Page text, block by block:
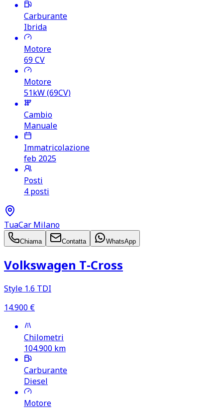
Carburante
Ibrida
Motore
69CV
Motore
51kW (69CV)
Cambio
Manuale
Immatricolazione
feb 2025
Posti
4 posti
TuaCar Milano
Chiama Contatta WhatsApp
Volkswagen T‑Cross
Style 1.6 TDI
14.900 €
Chilometri
104.900 km
Carburante
Diesel
Motore